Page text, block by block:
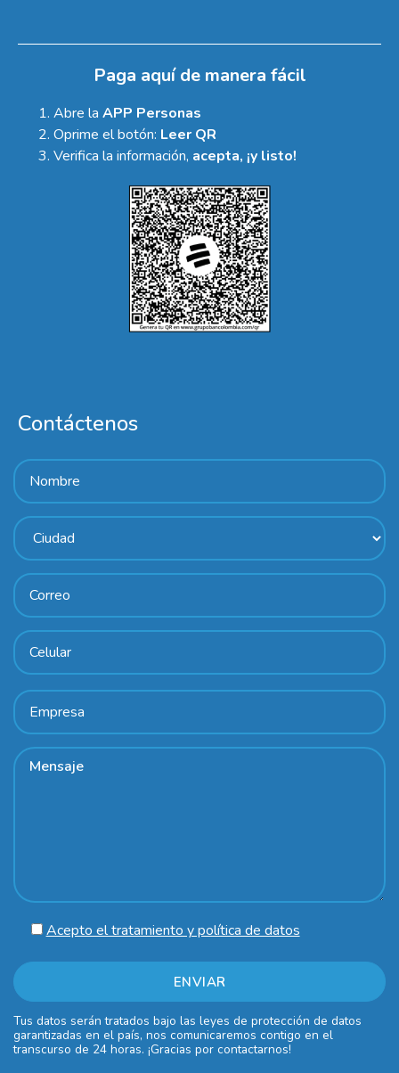
Paga aquí de manera fácil
Abre la APP Personas
Oprime el botón: Leer QR
Verifica la información, acepta, ¡y listo!
Contáctenos
Acepto el tratamiento y política de datos
Tus datos serán tratados bajo las leyes de protección de datos
garantizadas en el país, nos comunicaremos contigo en el
transcurso de 24 horas. ¡Gracias por contactarnos!